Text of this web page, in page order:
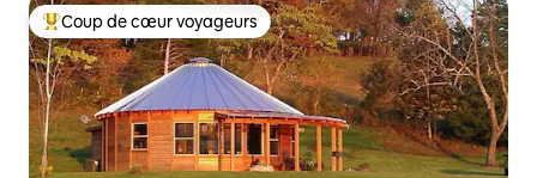
Coups de cœur voyageurs les plus appréciés
Coup de cœur voyageurs